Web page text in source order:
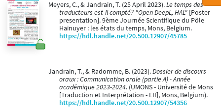
Meyers, C., & Jandrain, T. (25 April 2023).Le temps des
traducteurs est-il compté? "Open DeepL, HAL" [Poster
presentation]. 9ème Journée Scientifique du Pôle
Hainuyer : les états du temps, Mons, Belgium.
https://hdl.handle.net/20.500.12907/45785
Jandrain, T., & Radomme, B. (2023).Dossier de discours
oraux : Communication orale (partie A) - Année
académique 2023-2024. (UMONS - Université de Mons
[Traduction et Interprétation - EII], Mons, Belgium).
https://hdl.handle.net/20.500.12907/54356